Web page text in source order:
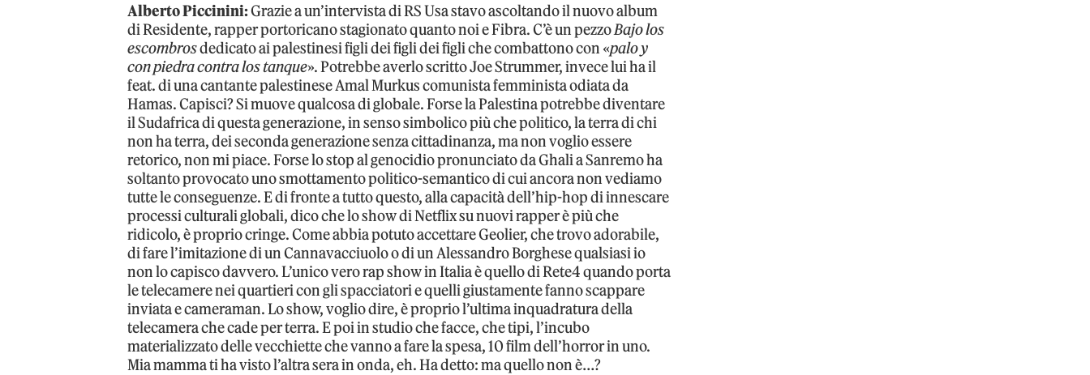
Alberto Piccinini:Grazie a un’intervista di RS Usa stavo ascoltando il nuovo album
di Residente, rapper portoricano stagionato quanto noi e Fibra. C’è un pezzoBajo los
escombrosdedicato ai palestinesi figli dei figli dei figli che combattono con «palo y
con piedra contra los tanque». Potrebbe averlo scritto Joe Strummer, invece lui ha il
feat. di una cantante palestinese Amal Murkus comunista femminista odiata da
Hamas. Capisci? Si muove qualcosa di globale. Forse la Palestina potrebbe diventare
il Sudafrica di questa generazione, in senso simbolico più che politico, la terra di chi
non ha terra, dei seconda generazione senza cittadinanza, ma non voglio essere
retorico, non mi piace. Forse lo stop al genocidio pronunciato da Ghali a Sanremo ha
soltanto provocato uno smottamento politico-semantico di cui ancora non vediamo
tutte le conseguenze. E di fronte a tutto questo, alla capacità dell’hip-hop di innescare
processi culturali globali, dico che lo show di Netflix su nuovi rapper è più che
ridicolo, è proprio cringe. Come abbia potuto accettare Geolier, che trovo adorabile,
di fare l’imitazione di un Cannavacciuolo o di un Alessandro Borghese qualsiasi io
non lo capisco davvero. L’unico vero rap show in Italia è quello di Rete4 quando porta
le telecamere nei quartieri con gli spacciatori e quelli giustamente fanno scappare
inviata e cameraman. Lo show, voglio dire, è proprio l’ultima inquadratura della
telecamera che cade per terra. E poi in studio che facce, che tipi, l’incubo
materializzato delle vecchiette che vanno a fare la spesa, 10 film dell’horror in uno.
Mia mamma ti ha visto l’altra sera in onda, eh. Ha detto: ma quello non è…?